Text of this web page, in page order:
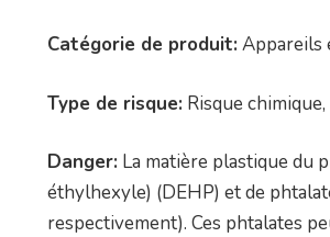
Catégorie de produit: Appareils
Type de risque: Risque
Danger: La matière plastique du
éthylhexyle) (DEHP) et de
respectivement). Ces phtalates